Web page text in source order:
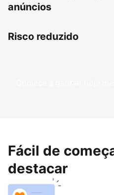
anúncios
Risco reduzido
Comece a ganhar hoje
Fácil de
destacar